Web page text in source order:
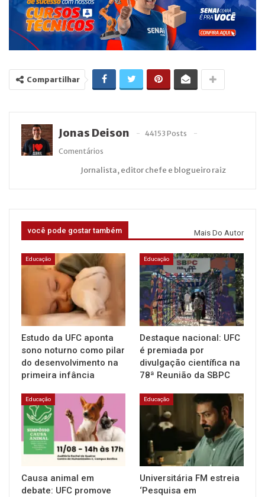
Compartilhar
Jonas Deison
44153 Posts
Comentários
Jornalista, editor chefe e blogueiro raiz
você pode gostar também Mais Do Autor
Educação
Estudo da UFC aponta
sono noturno como pilar
do desenvolvimento na
primeira infância
Educação
Destaque nacional: UFC
é premiada por
divulgação científica na
78ª Reunião da SBPC
Educação
Causa animal em
debate: UFC promove
Educação
Universitária FM estreia
‘Pesquisa em